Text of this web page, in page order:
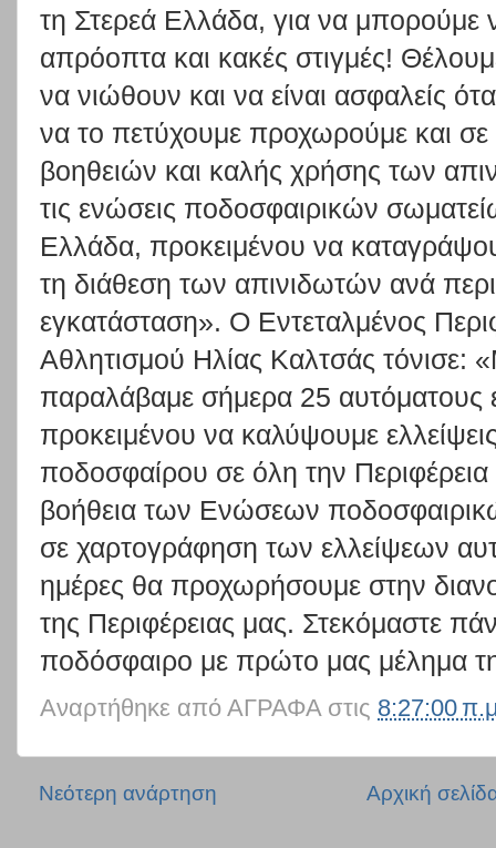
τη Στερεά Ελλάδα, για να μπορούμε
απρόοπτα και κακές στιγμές!
να νιώθουν και να είναι ασφαλείς
να το πετύχουμε προχωρούμε και
βοηθειών και καλής χρήσης των
τις ενώσεις ποδοσφαιρικών
Ελλάδα, προκειμένου να
τη διάθεση των απινιδωτών ανά
εγκατάσταση». Ο Εντεταλμένος
Αθλητισμού Ηλίας Καλτσάς τόνισε:
παραλάβαμε σήμερα 25 αυτόματους
προκειμένου να καλύψουμε
ποδοσφαίρου σε όλη την
βοήθεια των Ενώσεων
σε χαρτογράφηση των ελλείψεων
ημέρες θα προχωρήσουμε στην
της Περιφέρειας μας. Στεκόμαστε
ποδόσφαιρο με πρώτο μας μέλημα
Αναρτήθηκε από ΑΓΡΑΦΑ στις 8:27:00
Νεότερη ανάρτηση Αρχική